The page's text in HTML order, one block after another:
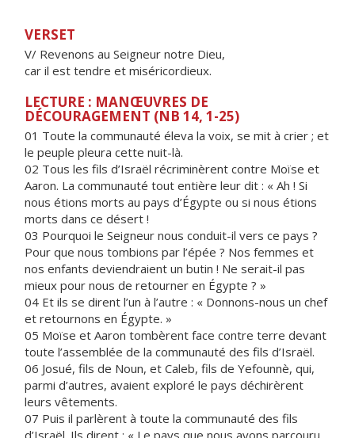
VERSET
V/ Revenons au Seigneur notre Dieu,
car il est tendre et miséricordieux.
LECTURE : MANŒUVRES DE
DÉCOURAGEMENT (NB 14, 1-25)
01 Toute la communauté éleva la voix, se mit à crier ; et
le peuple pleura cette nuit-là.
02 Tous les fils d’Israël récriminèrent contre Moïse et
Aaron. La communauté tout entière leur dit : « Ah ! Si
nous étions morts au pays d’Égypte ou si nous étions
morts dans ce désert !
03 Pourquoi le Seigneur nous conduit-il vers ce pays ?
Pour que nous tombions par l’épée ? Nos femmes et
nos enfants deviendraient un butin ! Ne serait-il pas
mieux pour nous de retourner en Égypte ? »
04 Et ils se dirent l’un à l’autre : « Donnons-nous un chef
et retournons en Égypte. »
05 Moïse et Aaron tombèrent face contre terre devant
toute l’assemblée de la communauté des fils d’Israël.
06 Josué, fils de Noun, et Caleb, fils de Yefounnè, qui,
parmi d’autres, avaient exploré le pays déchirèrent
leurs vêtements.
07 Puis il parlèrent à toute la communauté des fils
d’Israël. Ils dirent : « Le pays que nous avons parcouru